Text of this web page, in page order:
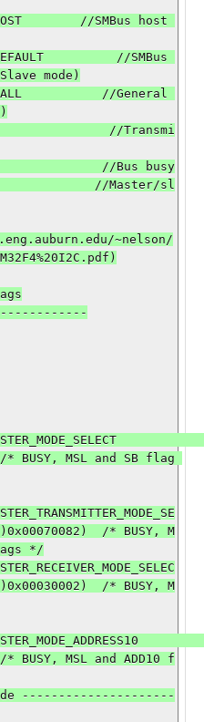
mode)
BUSY, MSL and SB flag
/* BUSY, M
*/
/* BUSY, M
MSL and ADD10 f